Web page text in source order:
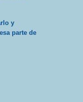
y
parte de